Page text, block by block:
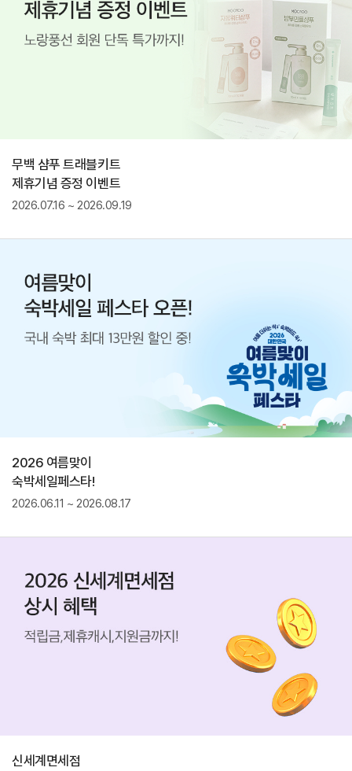
무백 샴푸 트래블키트
제휴기념 증정 이벤트
2026.07.16 ~ 2026.09.19
2026 여름맞이
숙박세일페스타!
2026.06.11 ~ 2026.08.17
신세계면세점